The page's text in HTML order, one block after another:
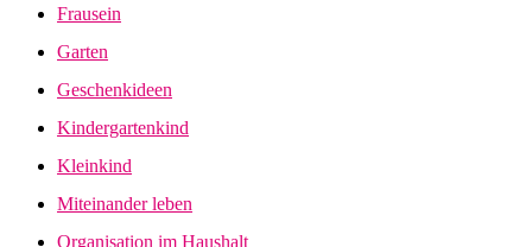
Frausein
Garten
Geschenkideen
Kindergartenkind
Kleinkind
Miteinander leben
Organisation im Haushalt